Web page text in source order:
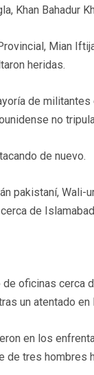
Khan Bahadur
Mian
heridas.
de
no
de nuevo.
pakistaní,
de
oficinas cerca
un atentado
en los
tres hombres